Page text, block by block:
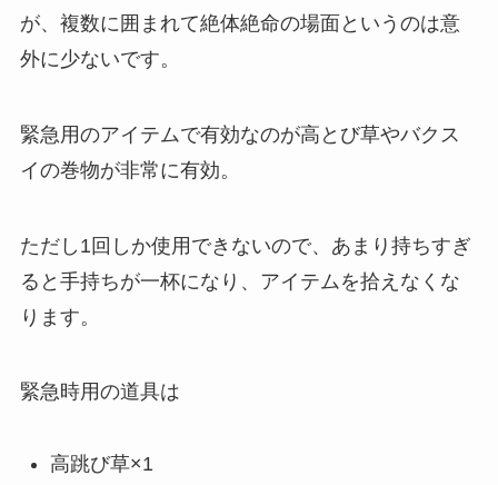
が、複数に囲まれて絶体絶命の場面というのは意
外に少ないです。
緊急用のアイテムで有効なのが高とび草やバクス
イの巻物が非常に有効。
ただし1回しか使用できないので、あまり持ちすぎ
ると手持ちが一杯になり、アイテムを拾えなくな
ります。
緊急時用の道具は
高跳び草×1